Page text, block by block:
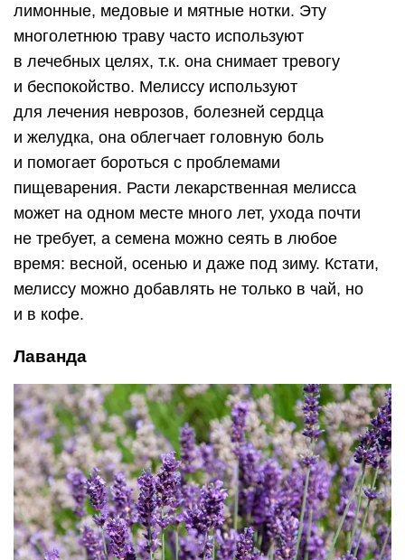
лимонные, медовые и мятные нотки. Эту
многолетнюю траву часто используют
в лечебных целях, т.к. она снимает тревогу
и беспокойство. Мелиссу используют
для лечения неврозов, болезней сердца
и желудка, она облегчает головную боль
и помогает бороться с проблемами
пищеварения. Расти лекарственная мелисса
может на одном месте много лет, ухода почти
не требует, а семена можно сеять в любое
время: весной, осенью и даже под зиму. Кстати,
мелиссу можно добавлять не только в чай, но
и в кофе.
Лаванда